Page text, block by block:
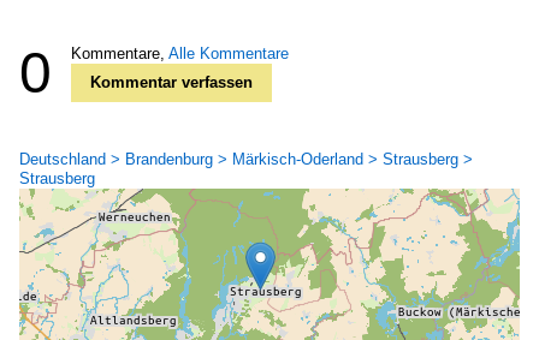
0 Kommentare, Alle Kommentare
Kommentar verfassen
Deutschland > Brandenburg > Märkisch-Oderland > Strausberg >
Strausberg